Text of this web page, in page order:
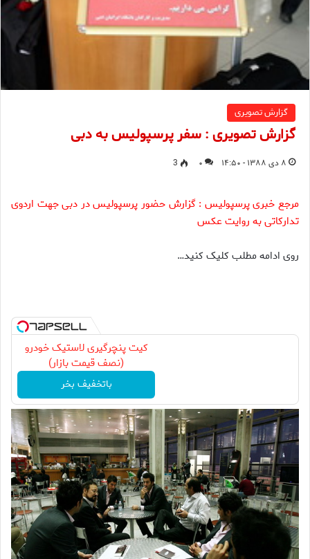
گزارش تصویری
گزارش تصویری : سفر پرسپولیس به دبی
۸ دی ۱۳۸۸ - ۱۴:۵۰ ۰ 3
مرجع خبری پرسپولیس : گزارش حضور پرسپولیس در دبی جهت اردوی
تدارکاتی به روایت عکس
روی ادامه مطلب کلیک کنید…
کیت پنچرگیری لاستیک خودرو
(نصف قیمت بازار)
باتخفیف بخر